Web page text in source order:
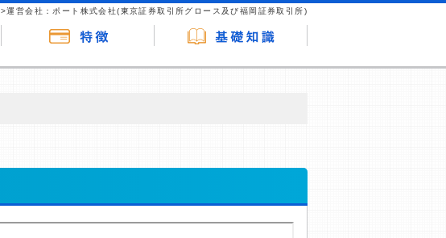
>運営会社：ポート株式会社(東京証券取引所グロース及び福岡証券取引所)